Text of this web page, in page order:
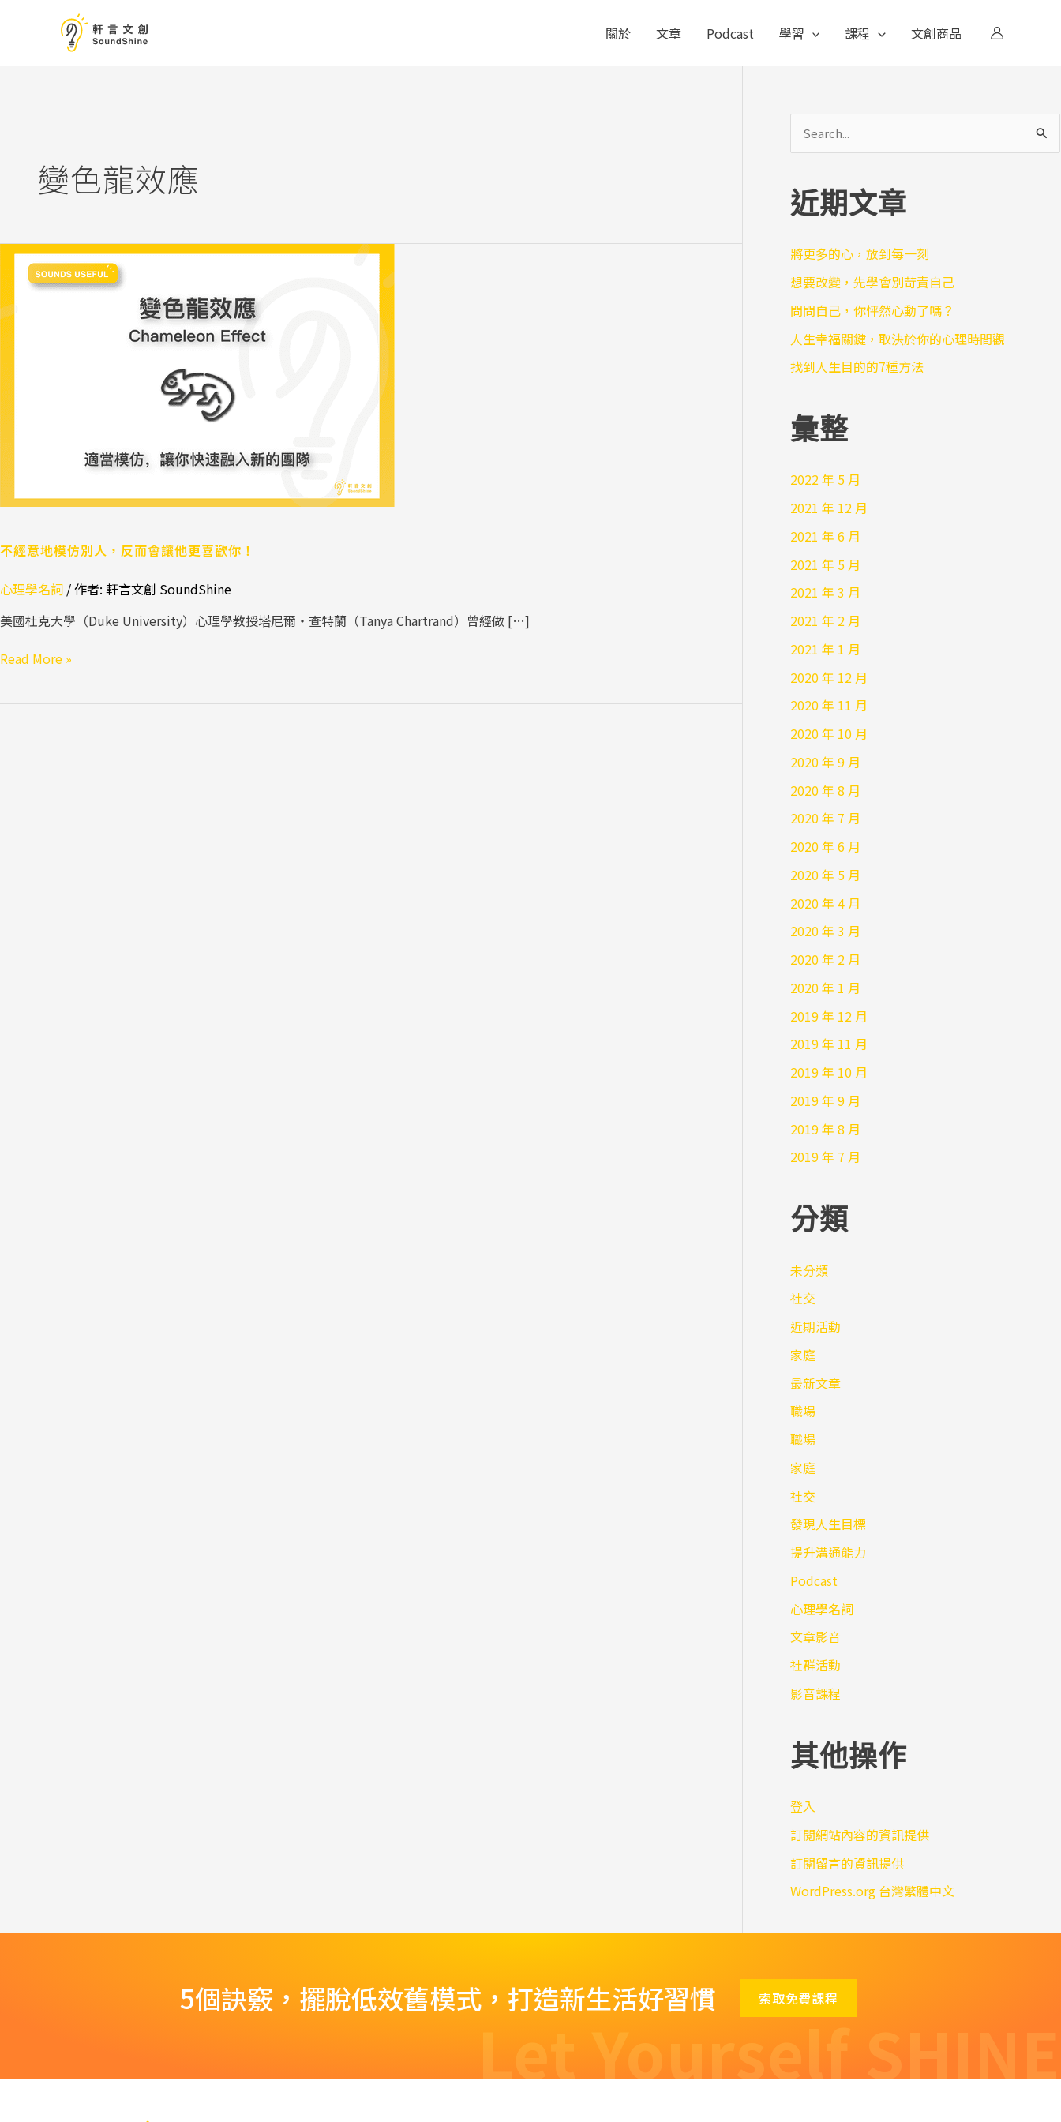
要
關於 文章 Podcast 學習 課程 文創商品
變色龍效應
不經意地模仿別人，反而會讓他更喜歡你！
心理學名詞 / 作者: 軒言文創 SoundShine
美國杜克大學（Duke University）心理學教授塔尼爾‧查特蘭（Tanya Chartrand）曾經做 […]
經
意
地
模
仿
而
會
你！
Read More »
鍵
:
近期文章
將更多的心，放到每一刻
想要改變，先學會別苛責自己
問問自己，你怦然心動了嗎？
人生幸福關鍵，取決於你的心理時間觀
找到人生目的的7種方法
彙整
2022 年 5 月
2021 年 12 月
2021 年 6 月
2021 年 5 月
2021 年 3 月
2021 年 2 月
2021 年 1 月
2020 年 12 月
2020 年 11 月
2020 年 10 月
2020 年 9 月
2020 年 8 月
2020 年 7 月
2020 年 6 月
2020 年 5 月
2020 年 4 月
2020 年 3 月
2020 年 2 月
2020 年 1 月
2019 年 12 月
2019 年 11 月
2019 年 10 月
2019 年 9 月
2019 年 8 月
2019 年 7 月
分類
未分類
社交
近期活動
家庭
最新文章
職場
職場
家庭
社交
發現人生目標
提升溝通能力
Podcast
心理學名詞
文章影音
社群活動
影音課程
其他操作
登入
訂閱網站內容的資訊提供
訂閱留言的資訊提供
WordPress.org 台灣繁體中文
5個訣竅，擺脫低效舊模式，打造新生活好習慣 索取免費課程
Let Yourself SHINE